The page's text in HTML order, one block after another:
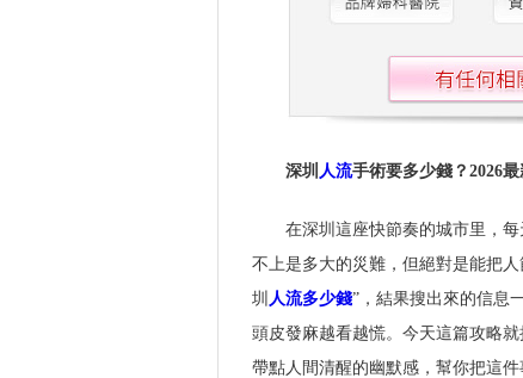
深圳 人流手術要多少錢？2026
在深圳這座快節奏的城市里，
不上是多大的災難，但絕對是能把
圳 人流多少錢”，結果搜出來的信息
頭皮發麻越看越慌。今天這篇攻略
帶點人間清醒的幽默感，幫你把這件